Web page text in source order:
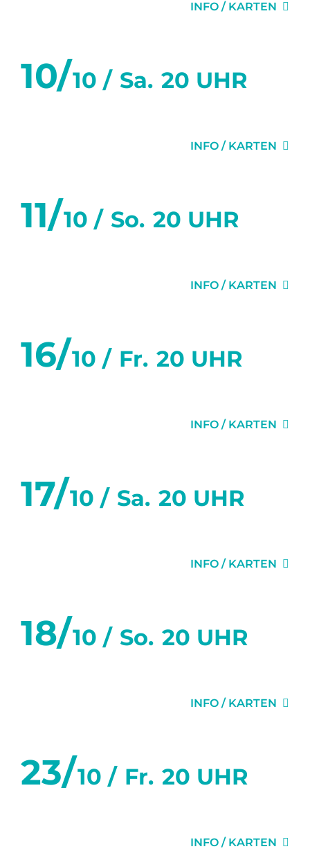
INFO / KARTEN
10/10 / Sa. 20 UHR
INFO / KARTEN
11/10 / So. 20 UHR
INFO / KARTEN
16/10 / Fr. 20 UHR
INFO / KARTEN
17/10 / Sa. 20 UHR
INFO / KARTEN
18/10 / So. 20 UHR
INFO / KARTEN
23/10 / Fr. 20 UHR
INFO / KARTEN